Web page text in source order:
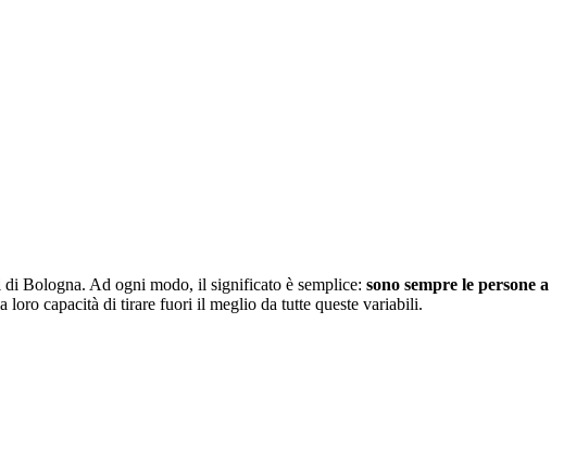
Bologna. Ad ogni modo, il significato è semplice: sono sempre le persone a
capacità di tirare fuori il meglio da tutte queste variabili.